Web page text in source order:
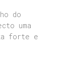
do
uma
forte e